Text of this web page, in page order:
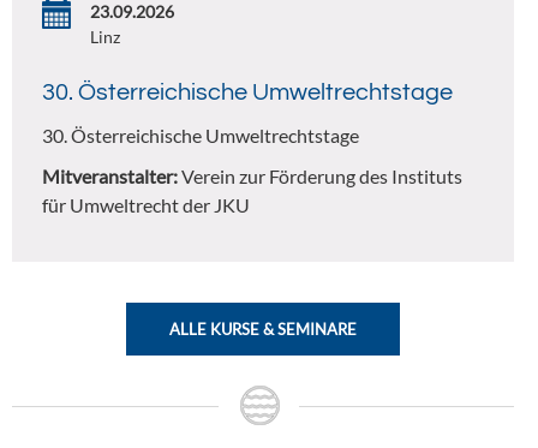
23.09.2026
Linz
30. Österreichische Umweltrechtstage
30. Österreichische Umweltrechtstage
Mitveranstalter:Verein zur Förderung des Instituts
für Umweltrecht der JKU
ALLE KURSE & SEMINARE